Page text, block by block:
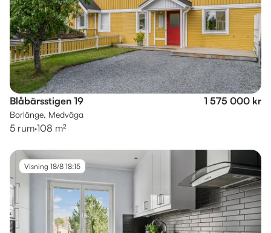
Blåbärsstigen 19 1 575 000 kr
Borlänge, Medväga
5 rum·108 m²
Visning 18/8 18:15